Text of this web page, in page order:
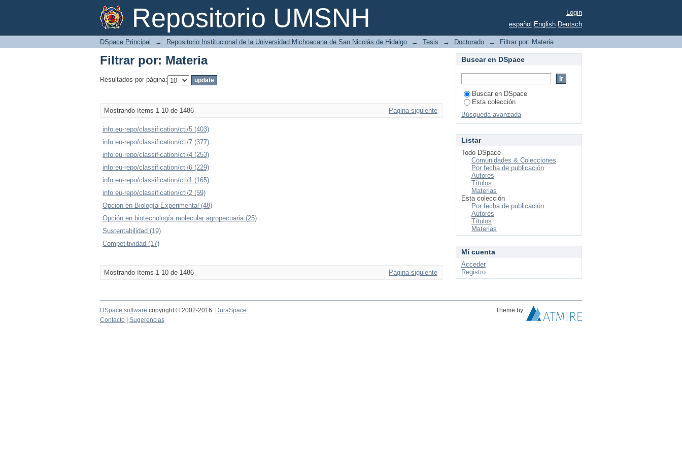
Repositorio UMSNH
Filtrar por: Materia
Login
español English Deutsch
DSpace Principal → Repositorio Institucional de la Universidad Michoacana de San Nicolás de Hidalgo → Tesis → Doctorado → Filtrar por: Materia
Filtrar por: Materia
Resultados por página:
Mostrando ítems 1-10 de 1486 Página siguiente
info:eu-repo/classification/cti/5 (403)
info:eu-repo/classification/cti/7 (377)
info:eu-repo/classification/cti/4 (253)
info:eu-repo/classification/cti/6 (229)
info:eu-repo/classification/cti/1 (165)
info:eu-repo/classification/cti/2 (59)
Opción en Biología Experimental (48)
Opción en biotecnología molecular agropecuaria (25)
Sustentabilidad (19)
Competitividad (17)
Mostrando ítems 1-10 de 1486 Página siguiente
Buscar en DSpace
Buscar en DSpace
Esta colección
Búsqueda avanzada
Listar
Todo DSpace
Comunidades & Colecciones
Por fecha de publicación
Autores
Títulos
Materias
Esta colección
Por fecha de publicación
Autores
Títulos
Materias
Mi cuenta
Acceder
Registro
DSpace software copyright © 2002-2016 DuraSpace
Theme by
Contacto
Sugerencias